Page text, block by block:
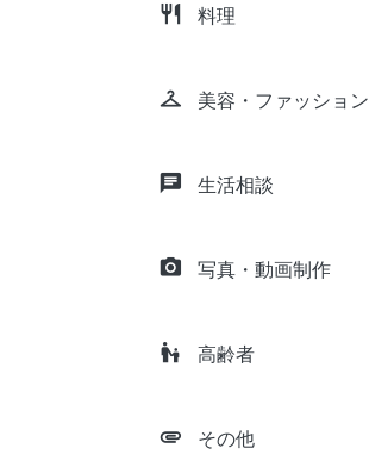
restaurant 料理
checkroom 美容・ファッション
chat 生活相談
camera_alt 写真・動画制作
escalator_warning 高齢者
attachment その他